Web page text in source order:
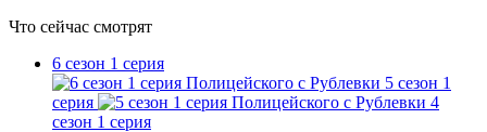
Что сейчас смотрят
6 сезон 1 серия
5 сезон 1
серия
4
сезон 1 серия